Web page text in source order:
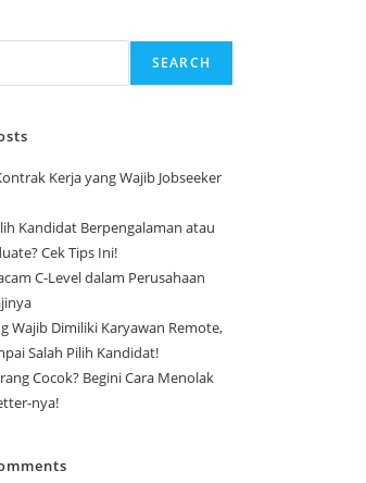
SEARCH
Kerja yang Wajib Jobseeker
Kandidat Berpengalaman atau
Cek Tips Ini!
C-Level dalam Perusahaan
Wajib Dimiliki Karyawan Remote,
Salah Pilih Kandidat!
Cocok? Begini Cara Menolak
nya!